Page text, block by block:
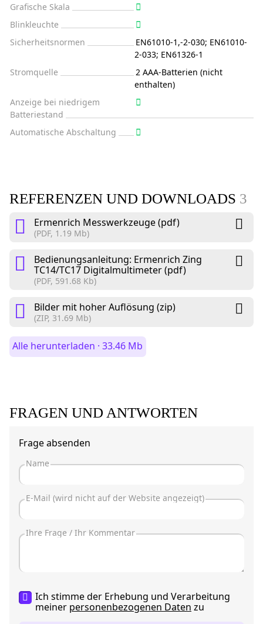
Grafische Skala
Blinkleuchte
Sicherheitsnormen
EN61010-1,-2-030; EN61010-
2-033; EN61326-1
Stromquelle
2 AAA-Batterien (nicht
enthalten)
Anzeige bei niedrigem
Batteriestand
Automatische Abschaltung
REFERENZEN UND DOWNLOADS 3
Ermenrich Messwerkzeuge (pdf)
(PDF, 1.19 Mb)
Bedienungsanleitung: Ermenrich Zing
TC14/TC17 Digitalmultimeter (pdf)
(PDF, 591.68 Kb)
Bilder mit hoher Auflösung (zip)
(ZIP, 31.69 Mb)
Alle herunterladen · 33.46 Mb
FRAGEN UND ANTWORTEN
Frage absenden
Ich stimme der Erhebung und Verarbeitung
meiner personenbezogenen Daten zu